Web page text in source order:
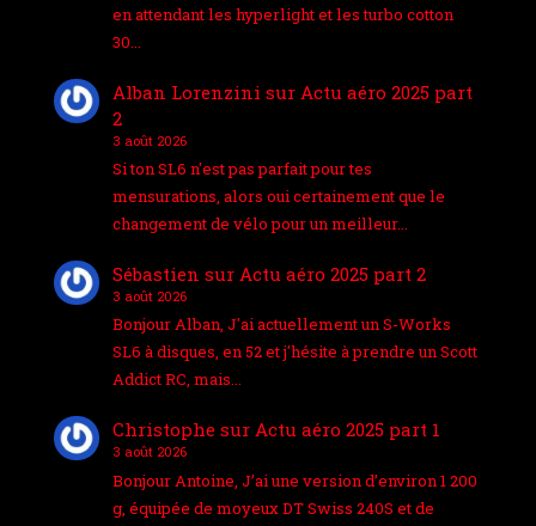
en attendant les hyperlight et les turbo cotton
30…
Alban Lorenzini sur Actu aéro 2025 part
2
3 août 2026
Si ton SL6 n'est pas parfait pour tes
mensurations, alors oui certainement que le
changement de vélo pour un meilleur…
Sébastien sur Actu aéro 2025 part 2
3 août 2026
Bonjour Alban, J'ai actuellement un S-Works
SL6 à disques, en 52 et j'hésite à prendre un Scott
Addict RC, mais…
Christophesur Actu aéro 2025 part 1
3 août 2026
Bonjour Antoine, J’ai une version d’environ 1 200
g, équipée de moyeux DT Swiss 240S et de